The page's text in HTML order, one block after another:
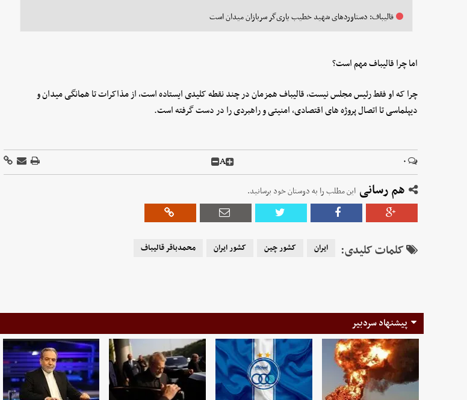
قالیباف: دستاوردهای شهید خطیب یاری‌گر سربازان میدان است
اما چرا قالیباف مهم است؟
چرا که او فقط رئیس مجلس نیست، قالیباف همزمان در چند نقطه کلیدی ایستاده است، از مذاکرات تا همانگی میدان و
دیپلماسی تا اتصال پروژه های اقتصادی، امنیتی و راهبردی را در دست گرفته است.
۰ A
هم رسانی این مطلب را به دوستان خود برسانید.
کلمات کلیدی: ایران کشور چین کشور ایران محمدباقر قالیباف
پیشنهاد سردبیر